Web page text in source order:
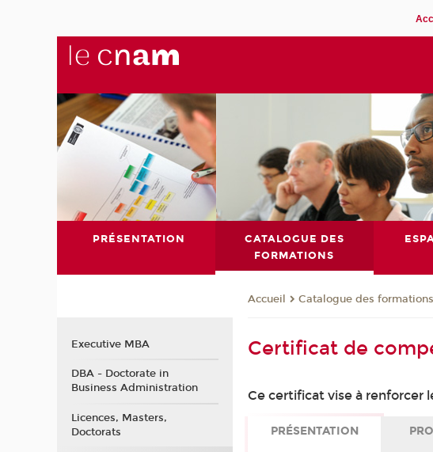
PRÉSENTATION
CATALOGUE DES
FORMATIONS
Accueil Catalogue des formations
Certificat de
Ce certificat vise à renforcer
PRÉSENTATION
Executive MBA
DBA - Doctorate in
Business Administration
Licences, Masters,
Doctorats